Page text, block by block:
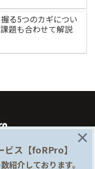
る5つのカギについ
題も合わせて解説
企業様はこちら
利用規約
ビス【foRPro】
紹介しております。
×